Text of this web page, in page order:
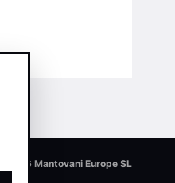
© 2026 Mantovani Europe SL